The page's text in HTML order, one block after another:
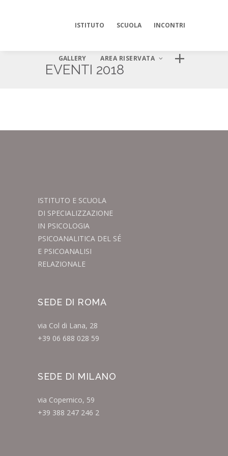
ISTITUTO SCUOLA INCONTRI
GALLERY AREA RISERVATA
EVENTI 2018
ISTITUTO E SCUOLA
DI SPECIALIZZAZIONE
IN PSICOLOGIA
PSICOANALITICA DEL SÉ
E PSICOANALISI
RELAZIONALE
SEDE DI ROMA
via Col di Lana, 28
+39 06 688 028 59
SEDE DI MILANO
via Copernico, 59
+39 388 247 246 2